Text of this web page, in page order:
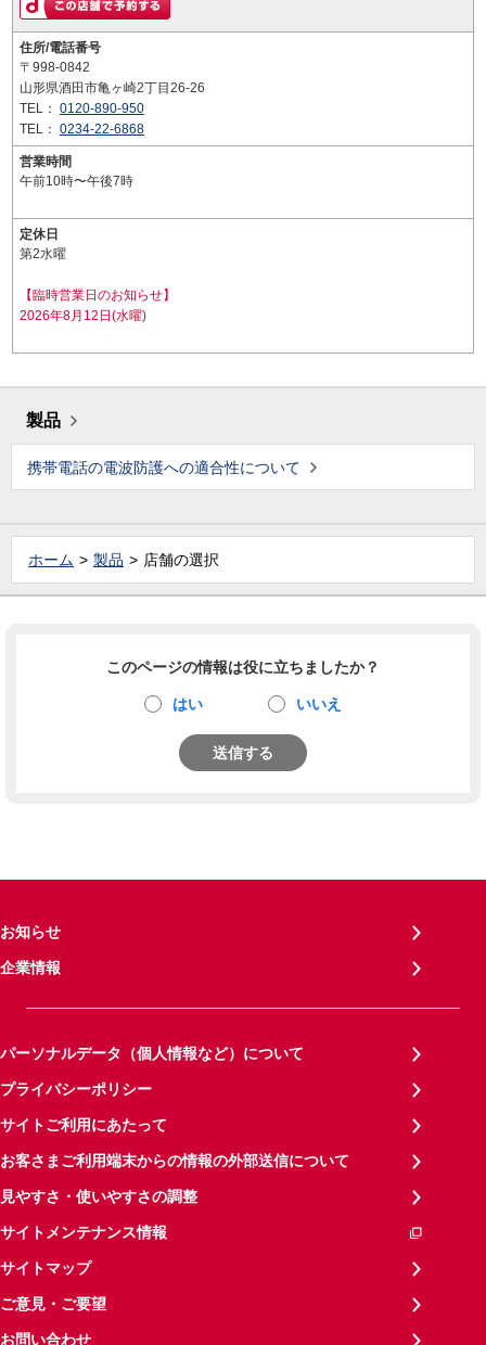
住所/電話番号
〒998-0842
山形県酒田市亀ヶ崎2丁目26-26
TEL： 0120-890-950
TEL： 0234-22-6868
営業時間
午前10時〜午後7時
定休日
第2水曜
【臨時営業日のお知らせ】
2026年8月12日(水曜)
製品
携帯電話の電波防護への適合性について
ホーム 製品 店舗の選択
このページの情報は役に立ちましたか？
はい いいえ
送信する
お知らせ
企業情報
パーソナルデータ（個人情報など）について
プライバシーポリシー
サイトご利用にあたって
お客さまご利用端末からの情報の外部送信について
見やすさ・使いやすさの調整
サイトメンテナンス情報
サイトマップ
ご意見・ご要望
お問い合わせ